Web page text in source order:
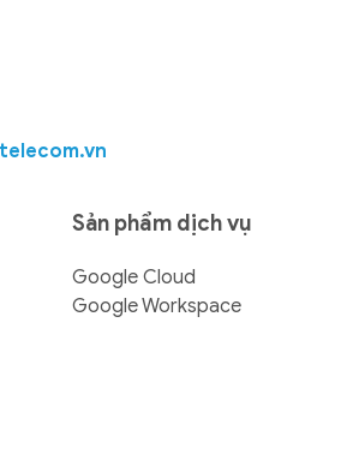
Sản phẩm dịch vụ
Google Cloud
Google Workspace